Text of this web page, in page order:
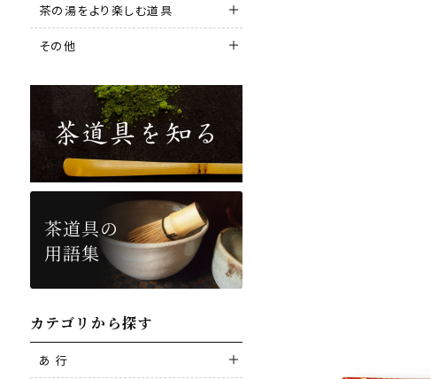
茶の湯をより楽しむ道具
その他
カテゴリから探す
あ 行